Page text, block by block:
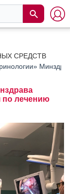
СРЕДСТВ
по лечению